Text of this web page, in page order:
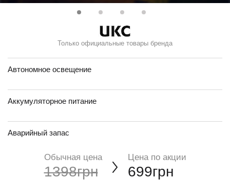
Только официальные товары бренда
Автономное освещение
Аккумуляторное питание
Аварийный запас
Обычная цена
1398грн
Цена по акции
699грн